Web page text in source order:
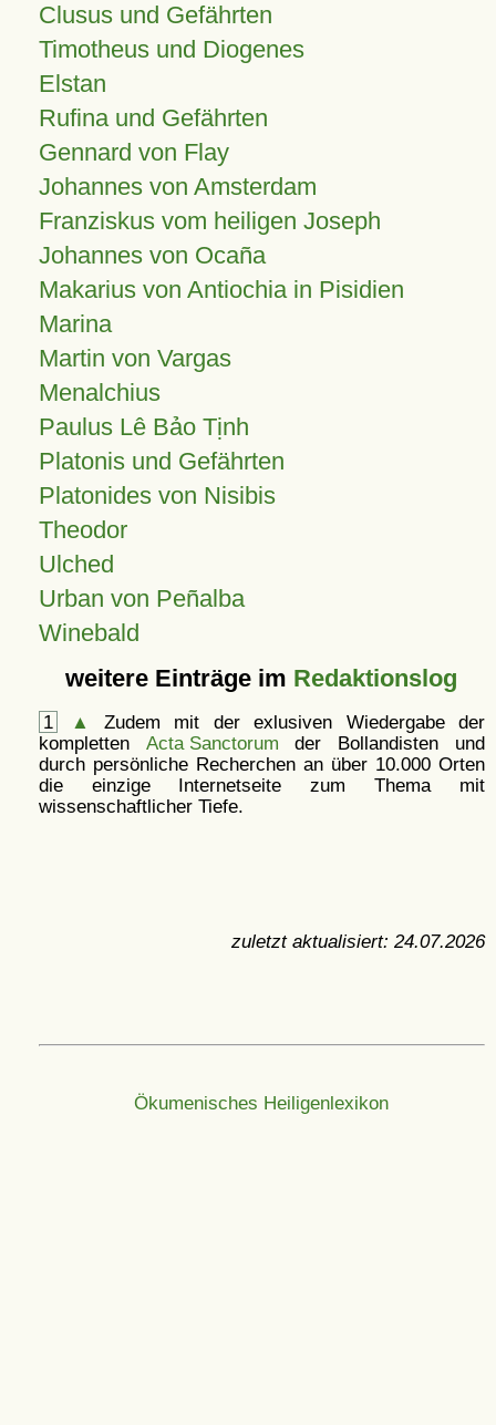
Clusus und Gefährten
Timotheus und Diogenes
Elstan
Rufina und Gefährten
Gennard von Flay
Johannes von Amsterdam
Franziskus vom heiligen Joseph
Johannes von Ocaña
Makarius von Antiochia in Pisidien
Marina
Martin von Vargas
Menalchius
Paulus Lê Bảo Tịnh
Platonis und Gefährten
Platonides von Nisibis
Theodor
Ulched
Urban von Peñalba
Winebald
weitere Einträge im Redaktionslog
1 ▲
Zudem mit der exlusiven Wiedergabe der
kompletten Acta Sanctorum der Bollandisten und
durch persönliche Recherchen an über 10.000 Orten
die einzige Internetseite zum Thema mit
wissenschaftlicher Tiefe.
zuletzt aktualisiert: 24.07.2026
Ökumenisches Heiligenlexikon